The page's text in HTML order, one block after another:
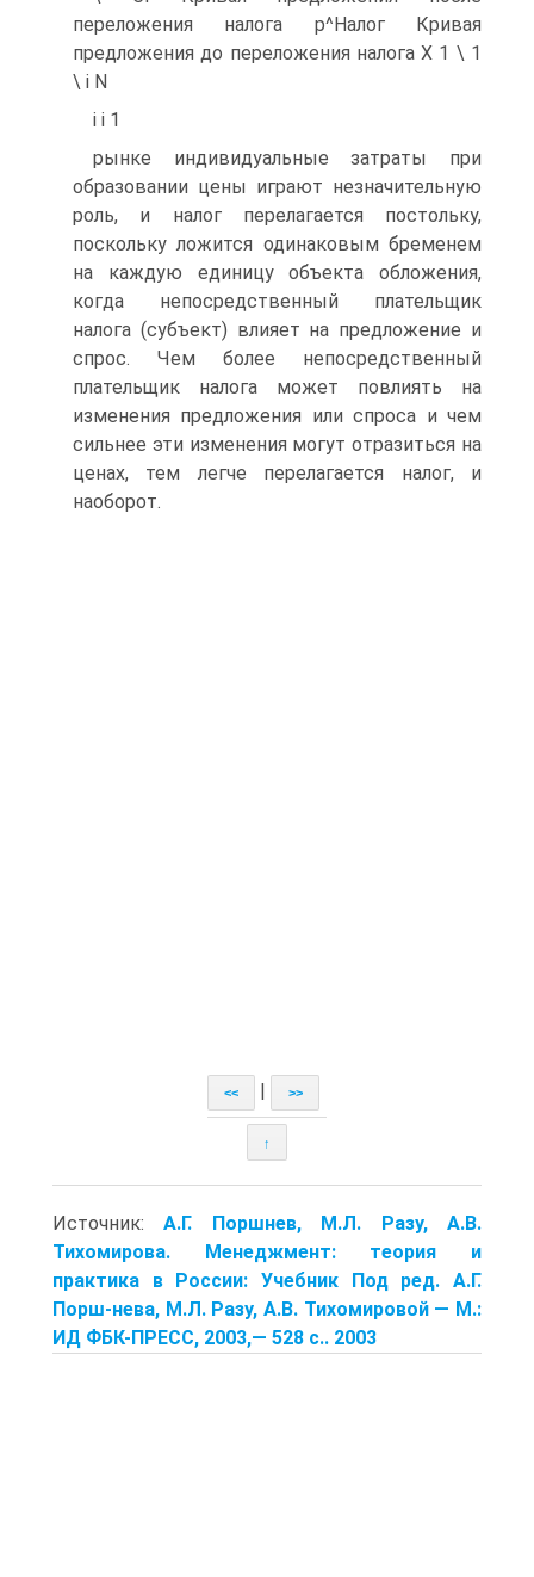
переложения налога р^Налог Кривая
предложения до переложения налога X 1 \ 1
\ і N
і і 1
рынке индивидуальные затраты при
образовании цены играют незначительную
роль, и налог перелагается постольку,
поскольку ложится одинаковым бременем
на каждую единицу объекта обложения,
когда непосредственный плательщик
налога (субъект) влияет на предложение и
спрос. Чем более непосредственный
плательщик налога может повлиять на
изменения предложения или спроса и чем
сильнее эти изменения могут отразиться на
ценах, тем легче перелагается налог, и
наоборот.
<< >>
↑
Источник:А.Г. Поршнев, М.Л. Разу, А.В.
Тихомирова. Менеджмент: теория и
практика в России: Учебник Под ред. А.Г.
Порш-нева, М.Л. Разу, А.В. Тихомировой — М.:
ИД ФБК-ПРЕСС, 2003,— 528 с.. 2003